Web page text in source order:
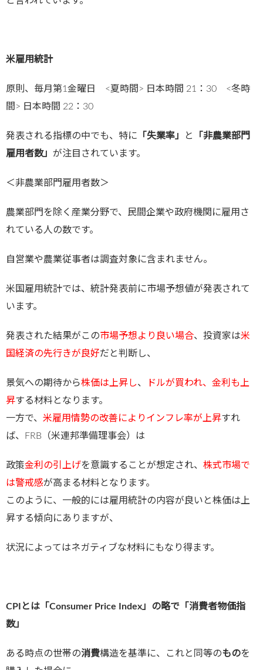
米雇用統計
原則、毎月第1金曜日 <夏時間> 日本時間 21：30 <冬時
間> 日本時間 22：30
発表される指標の中でも、特に 「失業率」 と
「非農業部門
雇用者数」 が注目されています。
＜非農業部門雇用者数＞
農業部門を除く産業分野で、民間企業や政府機関に雇用さ
れている人の数です。
自営業や農業従事者は調査対象に含まれません。
米国雇用統計では、統計発表前に市場予想値が発表されて
います。
発表された結果がこの市場予想より良い場合、投資家は米
国経済の先行きが良好だと判断し、
景気への期待から株価は上昇し、
ドルが買われ、金利も上
昇する材料となります。
一方で、 米雇用情勢の改善によりインフレ率が上昇すれ
ば、FRB（米連邦準備理事会）は
政策金利の引上げを意識することが想定され、 株式市場で
は警戒感が高まる材料となります。
このように、一般的には雇用統計の内容が良いと株価は上
昇する傾向にありますが、
状況によってはネガティブな材料にもなり得ます。
CPIとは「Consumer Price Index」の略で「消費者物価指
数」
ある時点の世帯の消費構造を基準に、これと同等のものを